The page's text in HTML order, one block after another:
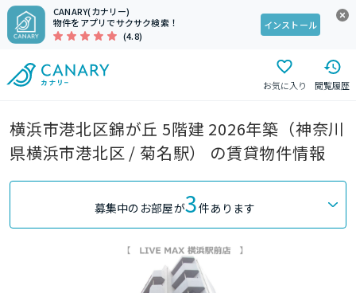
CANARY(カナリー)
物件をアプリでサクサク検索！
(4.8)
インストール
お気に入り 閲覧履歴
横浜市港北区錦が丘 5階建 2026年築（神奈川
県横浜市港北区 / 菊名駅） の賃貸物件情報
募集中のお部屋が3件あります